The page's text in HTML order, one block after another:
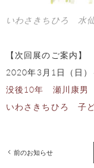
いわさきちひろ 水
【次回展のご案内】
2020年3月1日（日）
没後10年 瀬川康男
いわさきちひろ 子
前のお知らせ